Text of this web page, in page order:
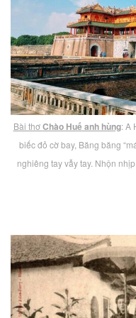
Bài thơChào Huế anh hùng: A
biếc đỏ cờ bay, Băng băng
nghiêng tay vẫy tay. Nhộn